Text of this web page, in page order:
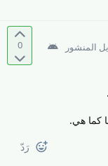
0
المنشور
.
كما هي.
رَدّ